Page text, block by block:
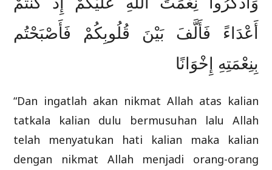
أَعْدَاءً فَأَلَّفَ بَيْنَ قُلُوبِكُمْ فَأَصْبَحْتُم
بِنِعْمَتِهِ إِخْوَانًا
“Dan ingatlah akan nikmat Allah atas kalian
tatkala kalian dulu bermusuhan lalu Allah
telah menyatukan hati kalian maka kalian
dengan nikmat Allah menjadi orang-orang